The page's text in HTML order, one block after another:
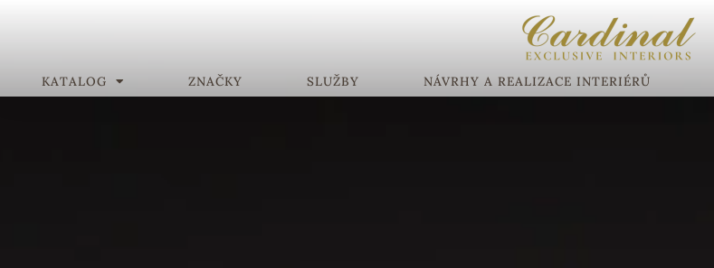
KATALOG ZNAČKY SLUŽBY NÁVRHY A REALIZACE INTERIÉRŮ